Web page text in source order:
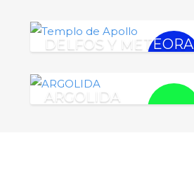
DELFOS Y METEORA
ARGOLIDA